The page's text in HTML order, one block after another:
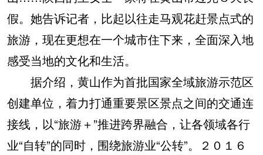
假。她告诉记者，比起以往走马观花赶景点式的
旅游，现在更想在一个城市住下来，全面深入地
感受当地的文化和生活。
据介绍，黄山作为首批国家全域旅游示范区
创建单位，着力打通重要景区景点之间的交通连
接线，以“旅游＋”推进跨界融合，让各领域各行
业“自转”的同时，围绕旅游业“公转”。２０１６